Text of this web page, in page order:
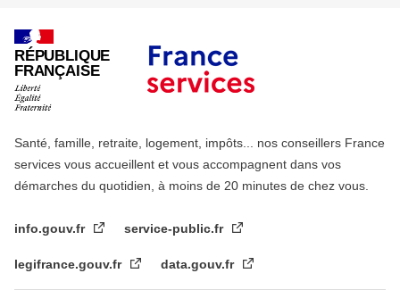
RÉPUBLIQUE
FRANÇAISE
Santé, famille, retraite, logement, impôts... nos conseillers France
services vous accueillent et vous accompagnent dans vos
démarches du quotidien, à moins de 20 minutes de chez vous.
info.gouv.fr service-public.fr
legifrance.gouv.fr data.gouv.fr